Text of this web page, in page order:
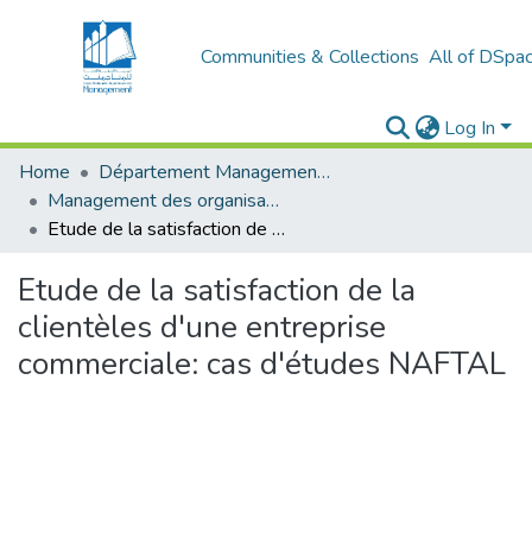
Communities & Collections All of
Log In
Home
Département Management Des Organisations
Management des organisations (MDO)
Etude de la satisfaction de la clientèles d'une entreprise commerciale: cas d'études NAFTAL
Etude de la satisfaction de la
clientèles d'une entreprise
commerciale: cas d'études NAFTAL